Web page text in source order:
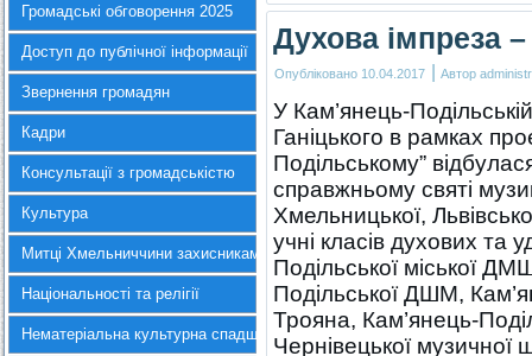
Громадські обговорення 2025
Доступ до публічної інформації
Звернення громадян
Кадри
Консультації з громадськістю
Культура
Митці Хмельниччини захисникам України
Національності та релігії
Нематеріальна культурна спадщина
Духова імпреза
Опубліковано 10.04.2017 | Автор
У Кам’янець-
Ганіцького в рамках
Подільському”
справжньому святі
Хмельницької,
учні класів духових та
Подільської міської
Подільської ДШМ,
Трояна, Кам’янець-
Чернівецької